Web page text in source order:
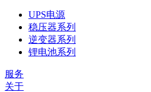
UPS电源
稳压器系列
逆变器系列
锂电池系列
服务
关于